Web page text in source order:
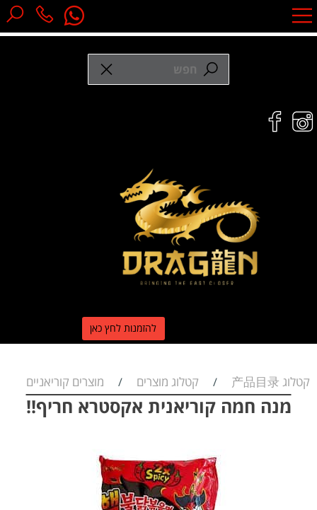
להזמנות לחץ כאן
קטלוג 产品目录 / קטלוג מוצרים / מוצרים קוריאניים
מנה חמה קוריאנית אקסטרא חריף!!